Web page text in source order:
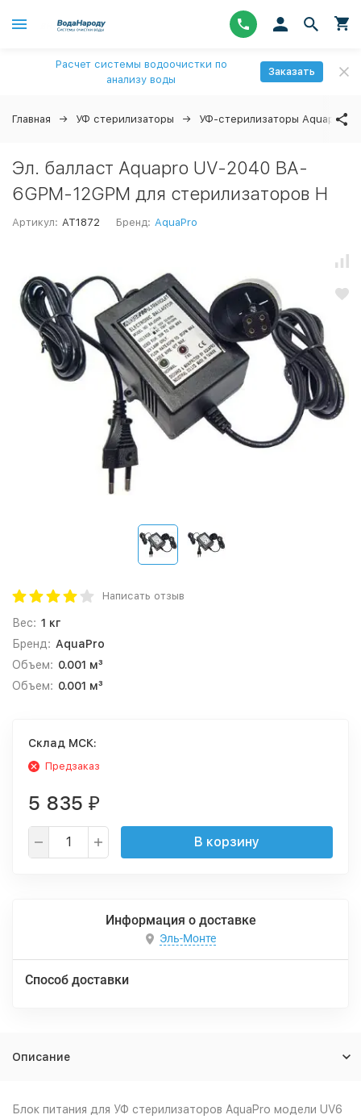
Расчет системы водоочистки по
анализу воды
Заказать
Главная УФ стерилизаторы УФ-стерилизаторы Aquapro
Эл. балласт Aquapro UV-2040 BA-
6GPM-12GPM для стерилизаторов H
Артикул: AT1872 Бренд: AquaPro
Написать отзыв
Вес: 1 кг
Бренд: AquaPro
Объем: 0.001 м³
Объем: 0.001 м³
Cклад МСК:
Предзаказ
5 835 ₽
В корзину
Информация о доставке
Эль-Монте
Способ доставки
Описание
Блок питания для УФ стерилизаторов AquaPro модели UV6